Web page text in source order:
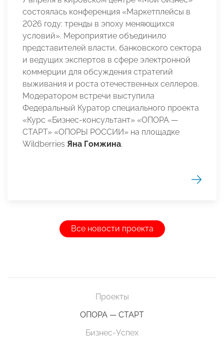
состоялась конференция «Маркетплейсы в
2026 году: тренды в эпоху меняющихся
условий». Мероприятие объединило
представителей власти, банковского сектора
и ведущих экспертов в сфере электронной
коммерции для обсуждения стратегий
выживания и роста отечественных селлеров.
Модератором встречи выступила
Федеральный Куратор специального проекта
«Курс «Бизнес-консультант» «ОПОРА —
СТАРТ» «ОПОРЫ РОССИИ» на площадке
Wildberries Яна Гомжина.
Все новости проекта
Проекты
ОПОРА — СТАРТ
Бизнес-Успех